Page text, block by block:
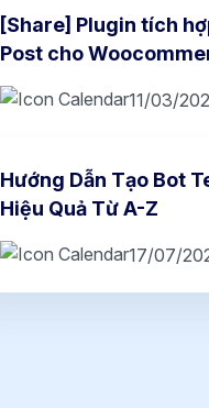
[Share] Plugin tích
Post cho
11/03/
Hướng Dẫn Tạo Bot
Hiệu Quả Từ A-Z
17/07/